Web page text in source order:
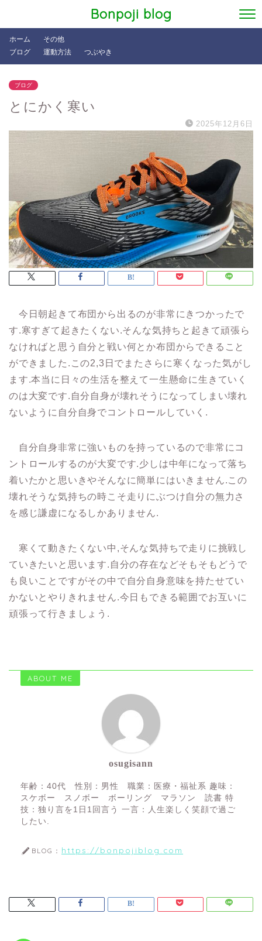
Bonpoji blog
ホーム
ブログ
その他
運動方法
つぶやき
ブログ
とにかく寒い
2025年12月6日
今日朝起きて布団から出るのが非常にきつかったで
す.寒すぎて起きたくない.そんな気持ちと起きて頑張ら
なければと思う自分と戦い何とか布団からできること
ができました.この2,3日でまたさらに寒くなった気がし
ます.本当に日々の生活を整えて一生懸命に生きていく
のは大変です.自分自身が壊れそうになってしまい壊れ
ないように自分自身でコントロールしていく.
自分自身非常に強いものを持っているので非常にコ
ントロールするのが大変です.少しは中年になって落ち
着いたかと思いきやそんなに簡単にはいきません.この
壊れそうな気持ちの時こそ走りにぶつけ自分の無力さ
を感じ謙虚になるしかありません.
寒くて動きたくない中,そんな気持ちで走りに挑戦し
ていきたいと思います.自分の存在などそもそもどうで
も良いことですがその中で自分自身意味を持たせてい
かないとやりきれません.今日もできる範囲でお互いに
頑張って行きましょう.
ABOUT ME
osugisann
年齢：40代 性別：男性 職業：医療・福祉系 趣味：
スケボー スノボー ボーリング マラソン 読書 特
技：独り言を1日1回言う 一言：人生楽しく笑顔で過ご
したい.
BLOG： https://bonpojiblog.com